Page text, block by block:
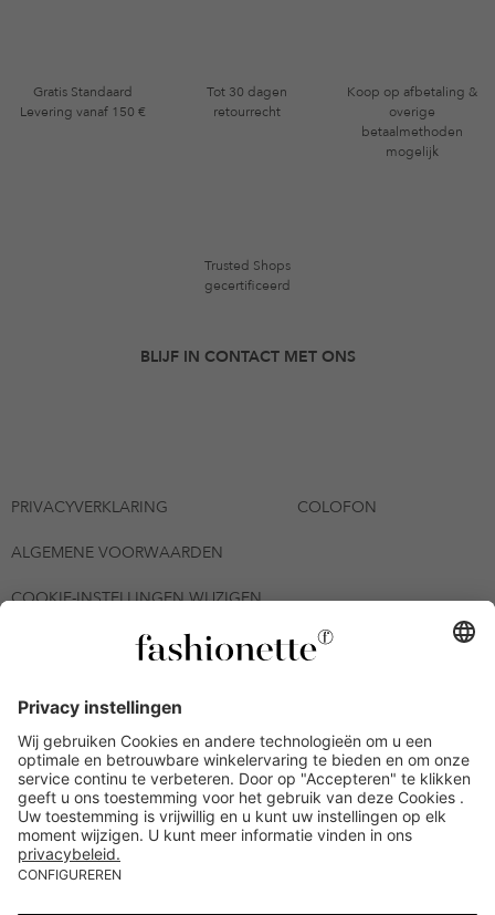
Gratis Standaard
Levering vanaf 150 €
Tot 30 dagen
retourrecht
Koop op afbetaling &
overige
betaalmethoden
mogelijk
Trusted Shops
gecertificeerd
BLIJF IN CONTACT MET ONS
PRIVACYVERKLARING COLOFON
ALGEMENE VOORWAARDEN
COOKIE-INSTELLINGEN WIJZIGEN
© 2026 - fashionette Plattform GmbH
*De kortingsbon is tot en met 12-08-2026 meerdere keren
inwisselbaar op alle artikelen op de pagina
fashionette.nl/selected-styles. De voorwaarden zoals vastgelegd in
artikel 9 van de algemene voorwaarden zijn van toepassing.
Bepaalde merken en artikelen kunnen uitgesloten zijn.
Kredietwaardigheid nodig. Alle prijzen inclusief btw en zonder
verzendkosten. De personen die genoemd of gepresenteerd zijn,
hebben geen van de aangeboden producten op de site